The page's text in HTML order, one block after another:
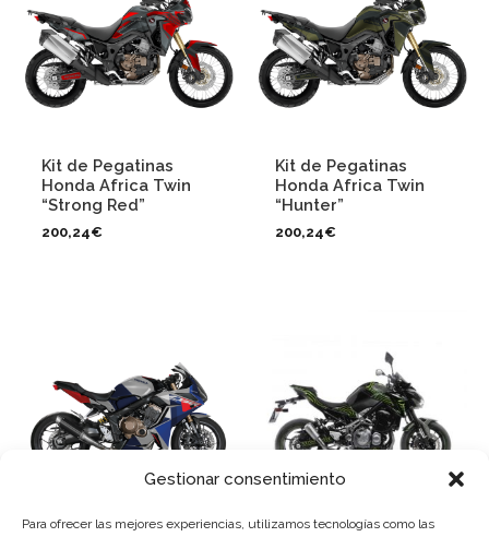
Gestionar consentimiento
Para ofrecer las mejores experiencias, utilizamos tecnologías como las
Kit de Pegatinas
Honda Africa Twin
“Strong Red”
200,24€
Kit de Pegatinas
Honda Africa Twin
“Hunter”
200,24€